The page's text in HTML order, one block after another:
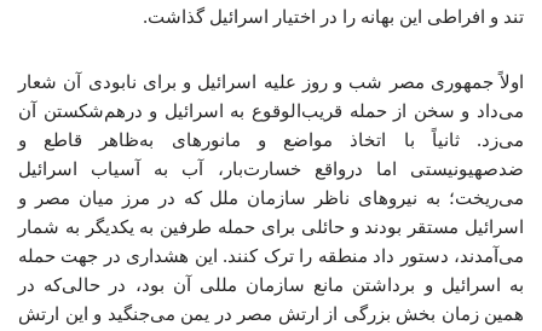
تند و افراطی این بهانه را در اختیار اسرائیل گذاشت.
اولاً جمهوری مصر شب و روز علیه اسرائیل و برای نابودی آن شعار
می‌داد و سخن از حمله قریب‌الوقوع به اسرائیل و درهم‌شکستن آن
می‌زد. ثانیاً با اتخاذ مواضع و مانورهای به‌ظاهر قاطع و
ضدصهیونیستی اما درواقع خسارت‌بار، آب به آسیاب اسرائیل
می‌ریخت؛ به نیروهای ناظر سازمان ملل که در مرز میان مصر و
اسرائیل مستقر بودند و حائلی برای حمله طرفین به یکدیگر به شمار
می‌آمدند، دستور داد منطقه را ترک کنند. این هشداری در جهت حمله
به اسرائیل و برداشتن مانع سازمان مللی آن بود، در حالی‌که در
همین زمان بخش بزرگی از ارتش مصر در یمن می‌جنگید و این ارتش